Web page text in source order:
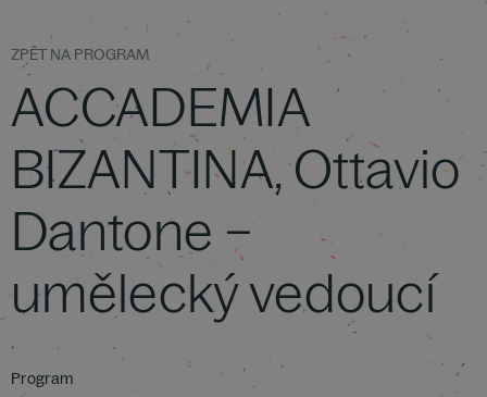
ZPĚT NA PROGRAM
ACCADEMIA
BIZANTINA, Ottavio
Dantone –
umělecký vedoucí
Program